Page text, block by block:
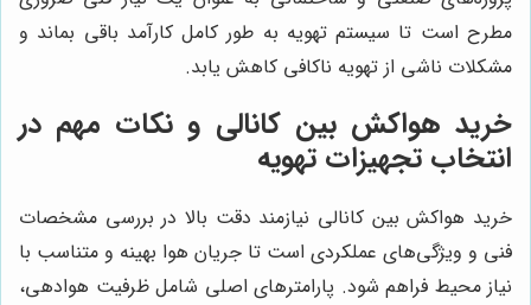
مطرح است تا سیستم تهویه به طور کامل کارآمد باقی بماند و
مشکلات ناشی از تهویه ناکافی کاهش یابد.
خرید هواکش بین کانالی و نکات مهم در
انتخاب تجهیزات تهویه
خرید هواکش بین کانالی نیازمند دقت بالا در بررسی مشخصات
فنی و ویژگی‌های عملکردی است تا جریان هوا بهینه و متناسب با
نیاز محیط فراهم شود. پارامترهای اصلی شامل ظرفیت هوادهی،